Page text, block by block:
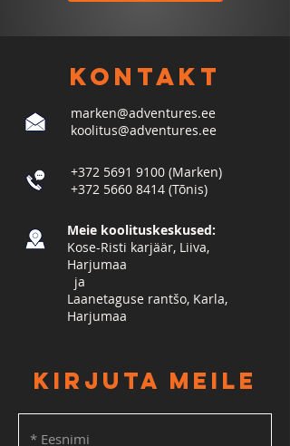
KONTAKT
marken@adventures.ee
koolitus@adventures.ee
+372 5691 9100 (Marken)
+372 5660 8414 (Tõnis)
Meie koolituskeskused:
Kose-Risti karjäär, Liiva,
Harjumaa
​ ja
Laanetaguse rantšo, Karla,
Harjumaa
Kirjuta meile